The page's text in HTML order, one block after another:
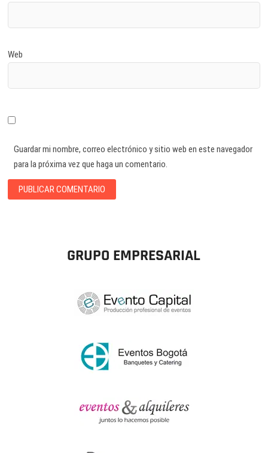
Web
Guardar mi nombre, correo electrónico y sitio web en este navegador
para la próxima vez que haga un comentario.
GRUPO EMPRESARIAL